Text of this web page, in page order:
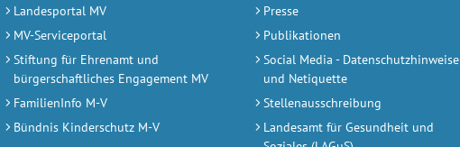
Landesportal MV
MV-Serviceportal
Stiftung für Ehrenamt und
bürgerschaftliches Engagement MV
FamilienInfo M-V
Bündnis Kinderschutz M-V
Presse
Publikationen
Social Media - Datenschutzhinweise
und Netiquette
Stellenausschreibung
Landesamt für Gesundheit und